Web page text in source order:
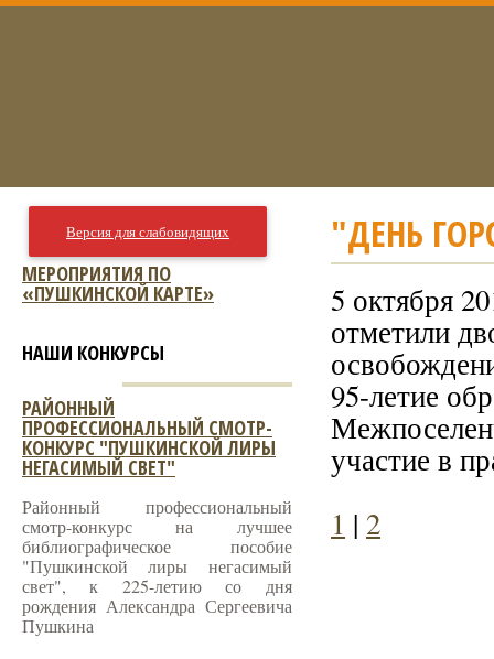
"ДЕНЬ
5 октября
отметили
95-летие
участие в
1 | 2
Версия для слабовидящих
МЕРОПРИЯТИЯ ПО
«ПУШКИНСКОЙ КАРТЕ»
НАШИ КОНКУРСЫ
РАЙОННЫЙ
ПРОФЕССИОНАЛЬНЫЙ СМОТР-
КОНКУРС "ПУШКИНСКОЙ ЛИРЫ
НЕГАСИМЫЙ СВЕТ"
Районный профессиональный
смотр-конкурс на лучшее
библиографическое пособие
"Пушкинской лиры негасимый
свет", к 225-летию со дня
рождения Александра Сергеевича
Пушкина